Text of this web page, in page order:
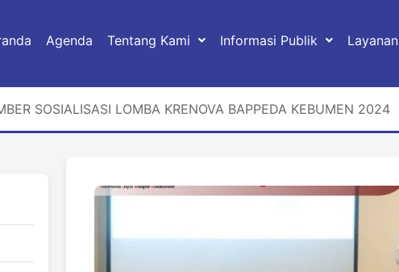
Agenda Tentang Kami Informasi Publik Layanan
SOSIALISASI LOMBA KRENOVA BAPPEDA KEBUMEN 2024